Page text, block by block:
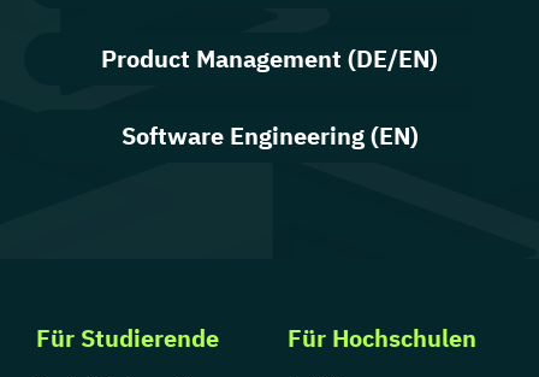
Product Management (DE/EN)
Software Engineering (EN)
Für Studierende Für Hochschulen